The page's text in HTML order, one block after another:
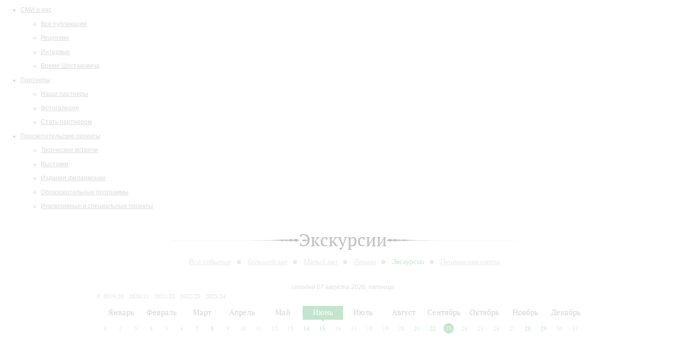
СМИ о нас
Все публикации
Рецензии
Интервью
Время Шостаковича
Партнеры
Наши партнеры
Фотогалерея
Стать партнером
Просветительские проекты
Творческие встречи
Выставки
Издания филармонии
Образовательные программы
Инклюзивные и специальные проекты
Экскурсии
Все события Большой зал Малый зал Лекции Экскурсии Пушкинская карта
сегодня 07 августа 2026, пятница
2019/20
2020/21 2021/22 2022/23
2023/24
Январь Февраль Март Апрель Май Июнь Июль Август Сентябрь Октябрь Ноябрь Декабрь
1 2 3 4 5 6 7 8 9 10 12 13 14 15 16 17 18 19 20 21 22 23 24 25 26 27 28 29 30 31